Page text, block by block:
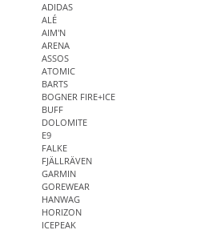
ADIDAS
ALÉ
AIM'N
ARENA
ASSOS
ATOMIC
BARTS
BOGNER FIRE+ICE
BUFF
DOLOMITE
E9
FALKE
FJÄLLRÄVEN
GARMIN
GOREWEAR
HANWAG
HORIZON
ICEPEAK